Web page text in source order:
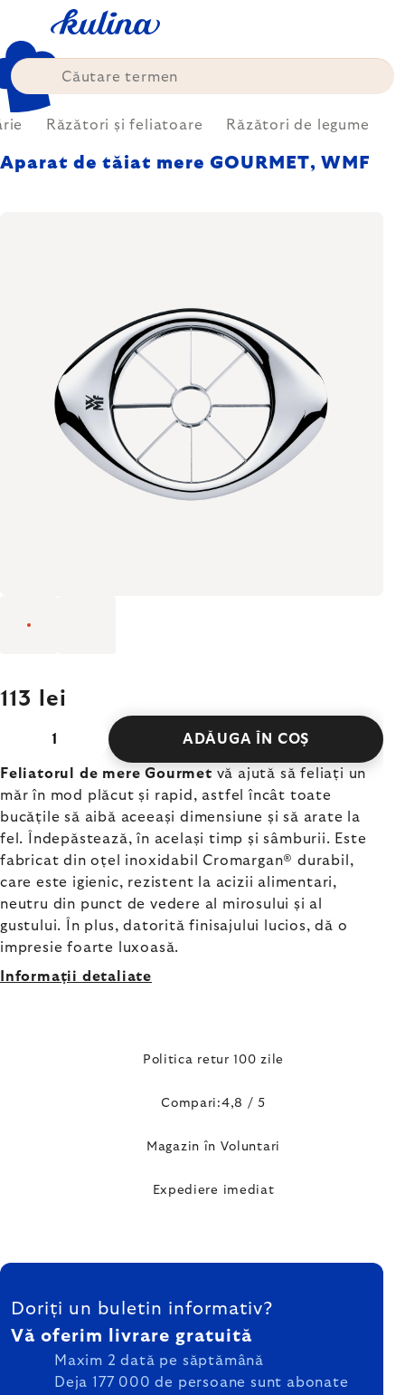
conținut
Răzători și feliatoare Răzători de legume
Aparat de tăiat mere GOURMET, WMF
113 lei
ADĂUGA ÎN COŞ
Feliatorul de mere Gourmet vă ajută să feliați un
măr în mod plăcut și rapid, astfel încât toate
bucățile să aibă aceeași dimensiune și să arate la
fel. Îndepăstează, în același timp și sâmburii. Este
fabricat din oțel inoxidabil Cromargan® durabil,
care este igienic, rezistent la acizii alimentari,
neutru din punct de vedere al mirosului și al
gustului. În plus, datorită finisajului lucios, dă o
impresie foarte luxoasă.
Informaţii detaliate
Politica retur 100 zile
Compari:4,8 / 5
Magazin în Voluntari
Expediere imediat
SUBSOL
Doriți un buletin informativ?
Vă oferim livrare gratuită
Maxim 2 dată pe săptămână
Deja 177 000 de persoane sunt abonate